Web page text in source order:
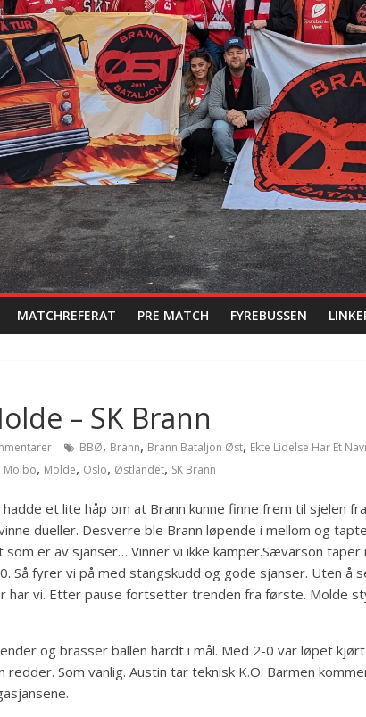
MATCHREFERAT PRE MATCH FYREBUSSEN
– SK Brann
BBØ, Brann, Brann Bataljon Øst, Ekte Lidelse Har Et
Molbo, Molde, Oslo, Østlandet, SK Brann
et lite håp om at Brann kunne finne frem til sjelen fra
dueller. Desverre ble Brann løpende i mellom og
er av sjanser… Vinner vi ikke kamper.Sævarson taper
Så fyrer vi på med stangskudd og gode sjanser. Uten å
har vi. Etter pause fortsetter trenden fra første. Molde
og brasser ballen hardt i mål. Med 2-0 var løpet
Som vanlig. Austin tar teknisk K.O. Barmen